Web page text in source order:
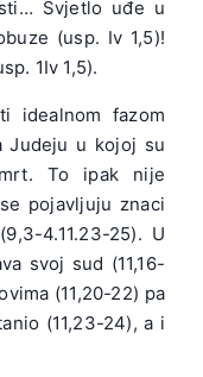
Svjetlo uđe u
(usp. Iv 1,5)!
1Iv 1,5).
idealnom fazom
Judeju u kojoj su
To ipak nije
pojavljuju znaci
4.11.23-25). U
svoj sud (11,16-
(11,20-22) pa
(11,23-24), a i